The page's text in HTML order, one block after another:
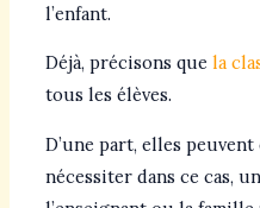
l’enfant.
Déjà, précisons que la
tous les élèves.
D’une part, elles
nécessiter dans ce cas,